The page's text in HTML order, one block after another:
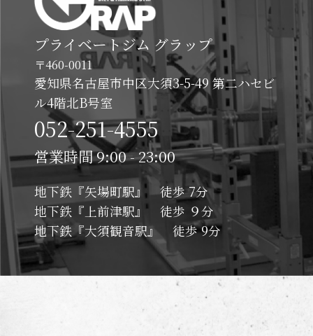
プライベートジム グラップ
〒460-0011
愛知県名古屋市中区大須3-5-49 第二ハセビ
ル4階北B号室
052-251-4555
営業時間 9:00 - 23:00
地下鉄『矢場町駅』 徒歩 7分
地下鉄『上前津駅』 徒歩 ９分
地下鉄『大須観音駅』 徒歩 9分